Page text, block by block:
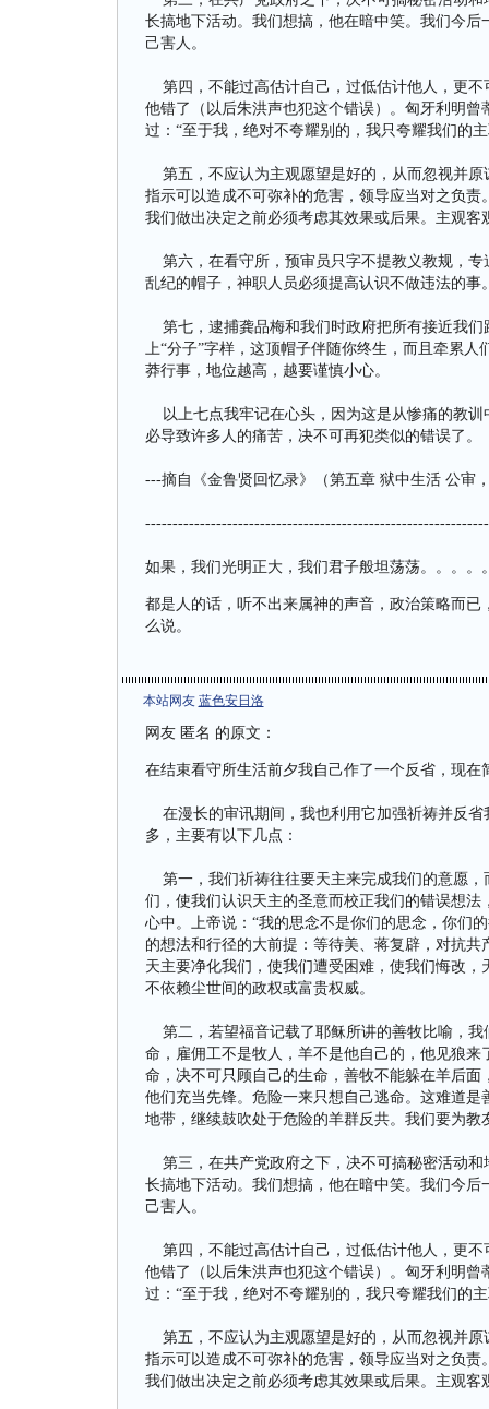
长搞地下活动。我们想搞，他在暗中笑。我们今
己害人。
第四，不能过高估计自己，过低估计他人，更不
他错了（以后朱洪声也犯这个错误）。匈牙利明
过：“至于我，绝对不夸耀别的，我只夸耀我们的
第五，不应认为主观愿望是好的，从而忽视并原
指示可以造成不可弥补的危害，领导应当对之负
我们做出决定之前必须考虑其效果或后果。主观客
第六，在看守所，预审员只字不提教义教规，专
乱纪的帽子，神职人员必须提高认识不做违法的事
第七，逮捕龚品梅和我们时政府把所有接近我们
上“分子”字样，这顶帽子伴随你终生，而且牵累
莽行事，地位越高，越要谨慎小心。
以上七点我牢记在心头，因为这是从惨痛的教训
必导致许多人的痛苦，决不可再犯类似的错误了。
---摘自《金鲁贤回忆录》（第五章 狱中生活 公审
如果，我们光明正大，我们君子般坦荡荡。。。。
都是人的话，听不出来属神的声音，政治策略而
么说。
本站网友 蓝色安日洛
网友 匿名 的原文：
在结束看守所生活前夕我自己作了一个反省，现在
在漫长的审讯期间，我也利用它加强祈祷并反省
多，主要有以下几点：
第一，我们祈祷往往要天主来完成我们的意愿，
们，使我们认识天主的圣意而校正我们的错误想
心中。上帝说：“我的思念不是你们的思念，你们
的想法和行径的大前提：等待美、蒋复辟，对抗
天主要净化我们，使我们遭受困难，使我们悔改
不依赖尘世间的政权或富贵权威。
第二，若望福音记载了耶稣所讲的善牧比喻，我
命，雇佣工不是牧人，羊不是他自己的，他见狼
命，决不可只顾自己的生命，善牧不能躲在羊后
他们充当先锋。危险一来只想自己逃命。这难道
地带，继续鼓吹处于危险的羊群反共。我们要为教
第三，在共产党政府之下，决不可搞秘密活动和
长搞地下活动。我们想搞，他在暗中笑。我们今
己害人。
第四，不能过高估计自己，过低估计他人，更不
他错了（以后朱洪声也犯这个错误）。匈牙利明
过：“至于我，绝对不夸耀别的，我只夸耀我们的
第五，不应认为主观愿望是好的，从而忽视并原
指示可以造成不可弥补的危害，领导应当对之负
我们做出决定之前必须考虑其效果或后果。主观客